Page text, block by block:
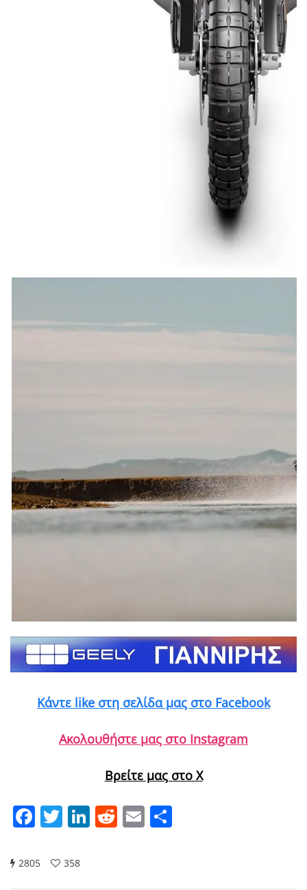
Κάντε like στη σελίδα μας στο Facebook
Ακολουθήστε μας στο Instagram
Βρείτε μας στο X
Facebook
Twitter
LinkedIn
Reddit
Email
2805 358